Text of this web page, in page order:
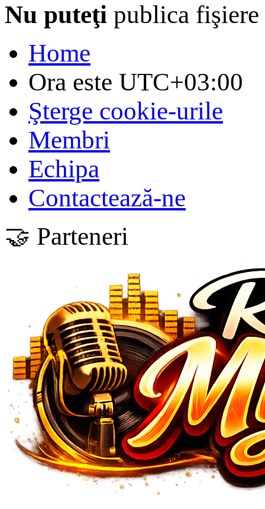
Nu puteţi publica fişiere
Home
Ora este UTC+03:00
Şterge cookie-urile
Membri
Echipa
Contactează-ne
🤝 Parteneri